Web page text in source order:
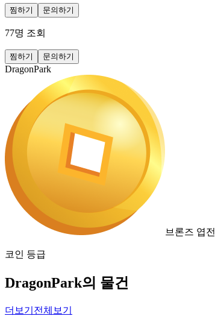
찜하기 문의하기
77명 조회
찜하기 문의하기
DragonPark
브론즈 엽전
코인 등급
DragonPark의 물건
더보기 전체보기